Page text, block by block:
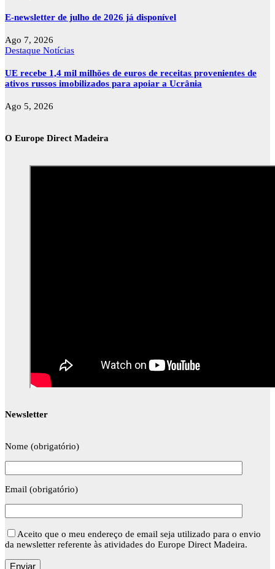
E-newsletter de julho de 2026 já disponível
Ago 7, 2026
Destaque Notícias
UE recebe 1,4 mil milhões de euros de receitas provenientes de
ativos russos imobilizados para apoiar a Ucrânia
Ago 5, 2026
O Europe Direct Madeira
Newsletter
Nome (obrigatório)
Email (obrigatório)
Aceito que o meu endereço de email seja utilizado para o envio
da newsletter referente às atividades do Europe Direct Madeira.